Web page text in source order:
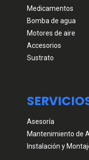
Medicamentos
Bomba de agua
Motores de aire
Accesorios
Sustrato
Asesoría
Mantenimiento de
Instalación y